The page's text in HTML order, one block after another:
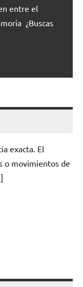
entre el
¿Buscas
exacta. El
o movimientos de